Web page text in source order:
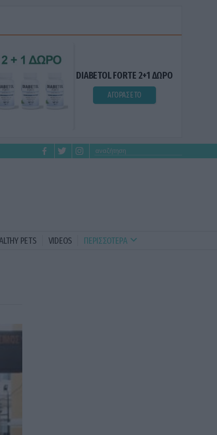
DIABETOL FORTE 2+1 ΔΩΡΟ
ΑΓΟΡΑΣΕ ΤΟ
PETS VIDEOS ΠΕΡΙΣΣΟΤΕΡΑ